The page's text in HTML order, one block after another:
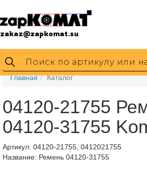
zakaz@zapkomat.su
Главная Каталог
04120-21755
04120-31755
Артикул: 04120-21755, 0412021755
Название: Ремень 04120-31755